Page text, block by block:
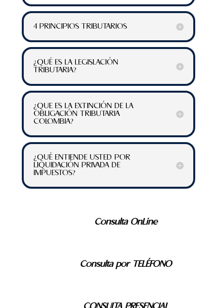
4 PRINCIPIOS TRIBUTARIOS
¿QUÉ ES LA LEGISLACIÓN
TRIBUTARIA?
¿QUE ES LA EXTINCIÓN DE LA
OBLIGACIÓN TRIBUTARIA
COLOMBIA?
¿QUÉ ENTIENDE USTED POR
LIQUIDACIÓN PRIVADA DE
IMPUESTOS?
Consulta OnLine
Consulta por TELÉFONO